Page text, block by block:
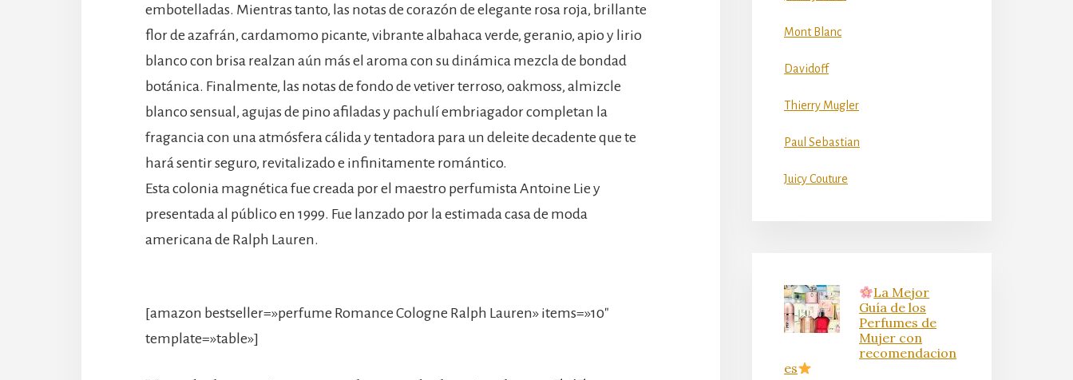
embotelladas. Mientras tanto, las notas de corazón de elegante rosa roja, brillante
flor de azafrán, cardamomo picante, vibrante albahaca verde, geranio, apio y lirio
blanco con brisa realzan aún más el aroma con su dinámica mezcla de bondad
botánica. Finalmente, las notas de fondo de vetiver terroso, oakmoss, almizcle
blanco sensual, agujas de pino afiladas y pachulí embriagador completan la
fragancia con una atmósfera cálida y tentadora para un deleite decadente que te
hará sentir seguro, revitalizado e infinitamente romántico.
Esta colonia magnética fue creada por el maestro perfumista Antoine Lie y
presentada al público en 1999. Fue lanzado por la estimada casa de moda
americana de Ralph Lauren.
[amazon bestseller=»perfume Romance Cologne Ralph Lauren» items=»10″
template=»table»]
Mont Blanc
Davidoff
Thierry Mugler
Paul Sebastian
Juicy Couture
La Mejor
Guía de los
Perfumes de
Mujer con
recomendacion
es